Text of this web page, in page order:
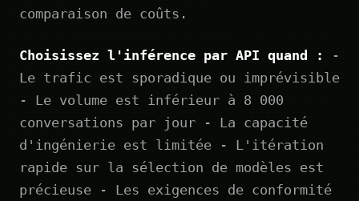
comparaison de coûts.
Choisissez l'inférence par API quand :
-
Le trafic est sporadique ou imprévisible
- Le volume est inférieur à 8 000
conversations par jour - La capacité
d'ingénierie est limitée - L'itération
rapide sur la sélection de modèles est
précieuse - Les exigences de conformité